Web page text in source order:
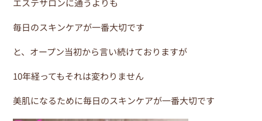
c
e
b
o
o
k
itt
er
e i
e
st
エステサロンに通うよりも
毎日のスキンケアが一番大切です
と、オープン当初から言い続けておりますが
10年経ってもそれは変わりません
美肌になるために毎日のスキンケアが一番大切です